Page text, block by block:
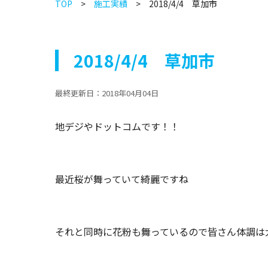
TOP 施工実績 2018/4/4 草加市
2018/4/4 草加市
最終更新日： 2018年04月04日
地デジやドットコムです！！
最近桜が舞っていて綺麗ですね
それと同時に花粉も舞っているので皆さん体調